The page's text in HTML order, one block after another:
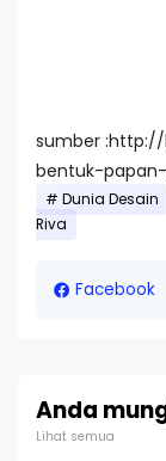
sumber :http://
bentuk-
Dunia Desain
Riva
Facebook
Anda
Lihat semua